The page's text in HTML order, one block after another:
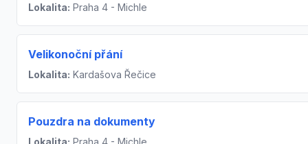
Lokalita: Praha 4 - Michle
Velikonoční přání
Lokalita: Kardašova Řečice
Pouzdra na dokumenty